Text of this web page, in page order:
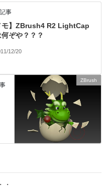
事
モ】ZBrush4 R2 LightCap
何ぞや？？？
12/20
ZBrush
・